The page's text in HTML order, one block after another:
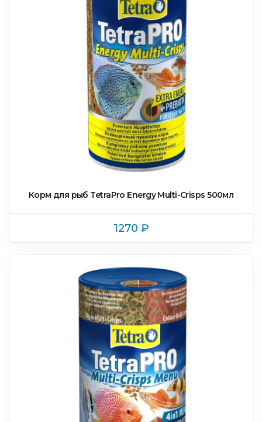
Корм для рыб TetraPro Energy Multi-Crisps 500мл
1270 ₽